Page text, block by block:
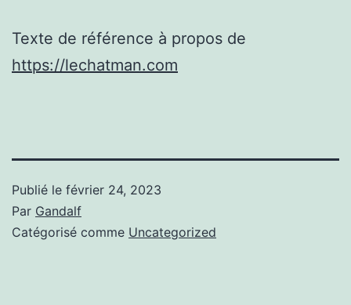
Texte de référence à propos de
https://lechatman.com
Publié le février 24, 2023
Par Gandalf
Catégorisé comme Uncategorized